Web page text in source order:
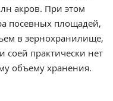
акров. При этом
посевных площадей,
в зернохранилище,
практически нет
объему хранения.